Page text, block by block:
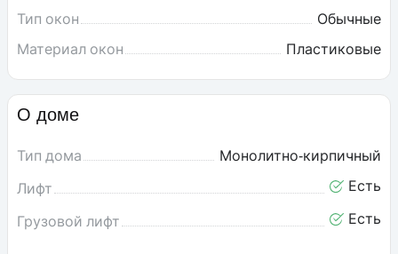
Тип окон
Обычные
Материал окон
Пластиковые
О доме
Тип дома Монолитно-кирпичный
Лифт Есть
Грузовой лифт Есть